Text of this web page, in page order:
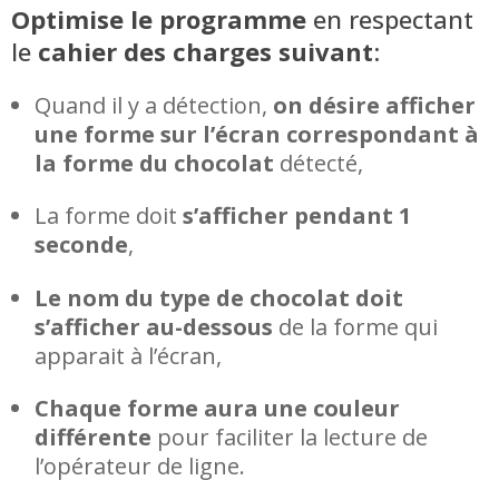
Optimise le programme en respectant
le cahier des charges suivant:
Quand il y a détection, on désire afficher
une forme sur l’écran correspondant à
la forme du chocolat détecté,
La forme doits’afficher pendant 1
seconde,
Le nom du type de chocolat doit
s’afficher au-dessous de la forme qui
apparait à l’écran,
Chaque forme aura une couleur
différente pour faciliter la lecture de
l’opérateur de ligne.